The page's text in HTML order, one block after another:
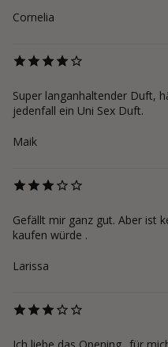
Cornelia
Super langanhaltender Duft,
jedenfall ein Uni Sex Duft.
Maik
Gefällt mir ganz gut. Aber ist
kaufen würde .
Larissa